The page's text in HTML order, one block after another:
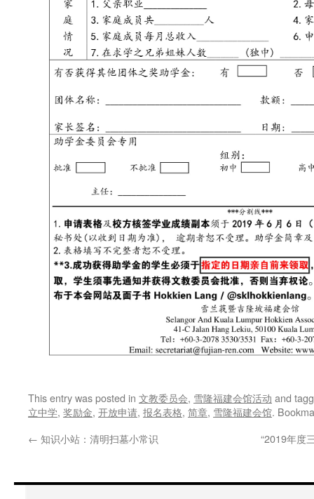
This entry was posted in 文教委员会, 雪隆福建会馆活动 and
立中学, 奖励金, 开放申请, 报名表格, 简章, 雪隆福建会馆.
← 知识小站：清明扫墓小常识 “2019年度